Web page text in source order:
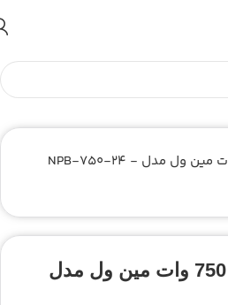
شارژر هوشمند 750 وات مین ول مدل
موجودی و قیمت بروز با ما در تماس